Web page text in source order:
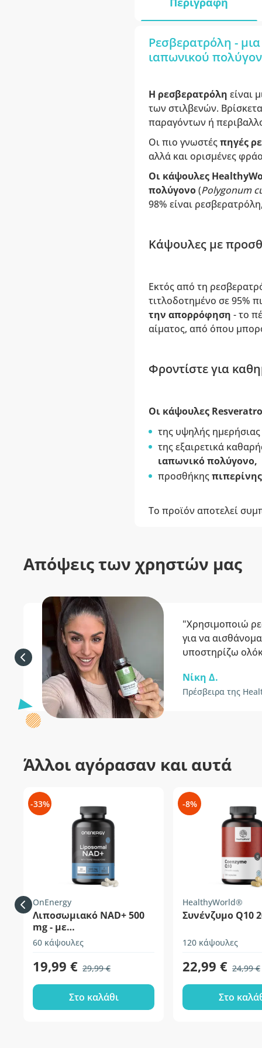
Ρεσβερατρόλη -
ιαπωνικού
Η ρεσβερατρόλη είναι
των στιλβενών.
παραγόντων ή
Οι πιο γνωστέςπηγές
αλλά και ορισμένες
Οι κάψουλες
πολύγονο(Polygonum
98% είναι
Κάψουλες με
Εκτός από τη
τιτλοδοτημένο σε 95%
την απορρόφηση - το
αίματος, από όπου
Φροντίστε για
Οι κάψουλες
της υψηλής
της εξαιρετικά
ιαπωνικό πολύγονο,
προσθήκηςπιπερίνης
Το προϊόν αποτελεί
Απόψεις των χρηστών μας
"Χρησιμοποιώ
για να
υποστηρίζω
Νίκη Δ.
Πρέσβειρα της
Άλλοι αγόρασαν και αυτά
-33%
OnEnergy
Λιποσωμιακό NAD+ 500
mg - με
τριμεθυλογλυκίνη
60 κάψουλες
19,99 € 29,99 €
Στο καλάθι
-8%
HealthyWorld®
Συνένζυμο Q10
120 κάψουλες
22,99 € 24,99 €
Στο